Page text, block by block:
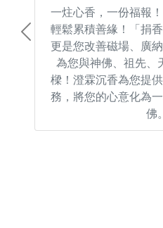
一炷心香，一份福報
輕鬆累積善緣！「捐
更是您改善磁場、廣
為您與神佛、祖先、
樑！澄霖沉香為您提
務，將您的心意化為
佛。
Previous